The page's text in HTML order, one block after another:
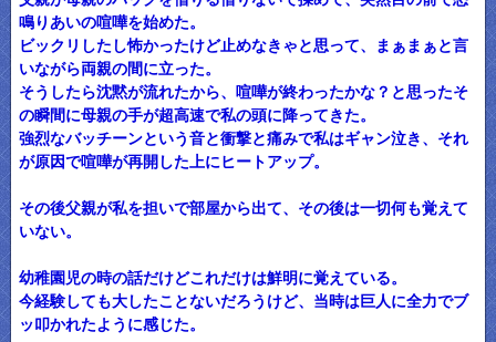
鳴りあいの喧嘩を始めた。
ビックリしたし怖かったけど止めなきゃと思って、まぁまぁと言
いながら両親の間に立った。
そうしたら沈黙が流れたから、喧嘩が終わったかな？と思ったそ
の瞬間に母親の手が超高速で私の頭に降ってきた。
強烈なバッチーンという音と衝撃と痛みで私はギャン泣き、それ
が原因で喧嘩が再開した上にヒートアップ。
その後父親が私を担いで部屋から出て、その後は一切何も覚えて
いない。
幼稚園児の時の話だけどこれだけは鮮明に覚えている。
今経験しても大したことないだろうけど、当時は巨人に全力でブ
ッ叩かれたように感じた。